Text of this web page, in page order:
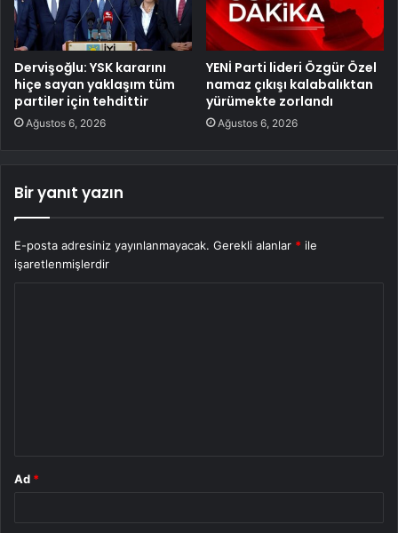
Dervişoğlu: YSK kararını
hiçe sayan yaklaşım tüm
partiler için tehdittir
Ağustos 6, 2026
YENİ Parti lideri Özgür Özel
namaz çıkışı kalabalıktan
yürümekte zorlandı
Ağustos 6, 2026
Bir yanıt yazın
E-posta adresiniz yayınlanmayacak. Gerekli alanlar * ile
işaretlenmişlerdir
Ad *